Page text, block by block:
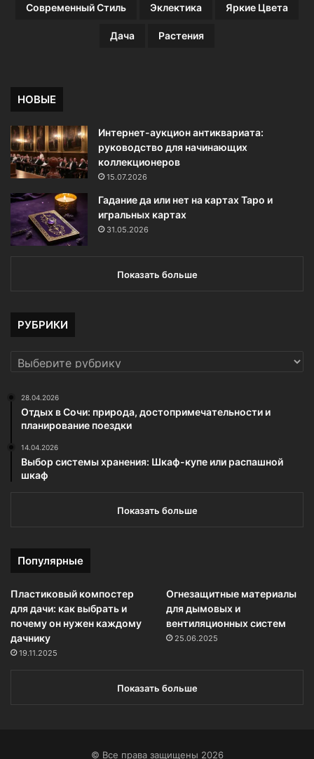
Современный Стиль Эклектика Яркие Цвета
Дача Растения
НОВЫЕ
Интернет-аукцион антиквариата:
руководство для начинающих
коллекционеров
15.07.2026
Гадание да или нет на картах Таро и
игральных картах
31.05.2026
Показать больше
РУБРИКИ
РУБРИКИ
28.04.2026
Отдых в Сочи: природа, достопримечательности и
планирование поездки
14.04.2026
Выбор системы хранения: Шкаф-купе или распашной
шкаф
Показать больше
Популярные
Пластиковый компостер
для дачи: как выбрать и
почему он нужен каждому
дачнику
19.11.2025
Огнезащитные материалы
для дымовых и
вентиляционных систем
25.06.2025
Показать больше
© Все права защищены 2026